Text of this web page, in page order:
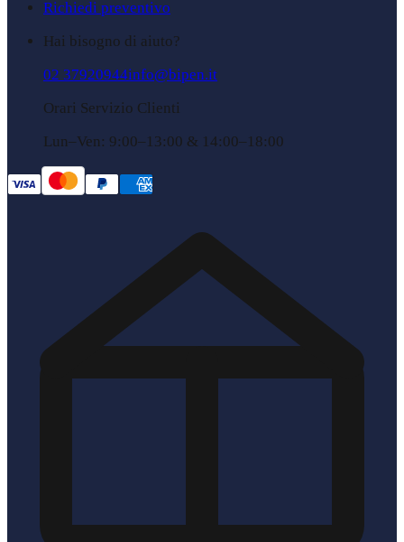
Richiedi preventivo
Hai bisogno di aiuto?
02 37920944info@bipen.it
Orari Servizio Clienti
Lun–Ven: 9:00–13:00 & 14:00–18:00